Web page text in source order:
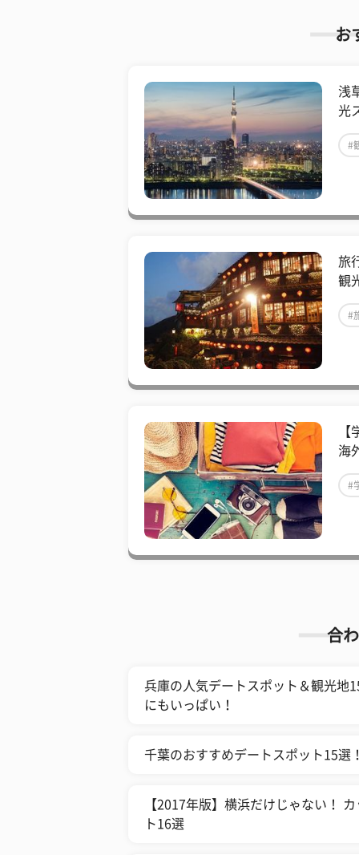
お
浅
光
#
旅
観
#
【
海
#
合
兵庫の人気デートスポット＆観光
にもいっぱい！
千葉のおすすめデートスポット15選
【2017年版】横浜だけじゃない！
ト16選